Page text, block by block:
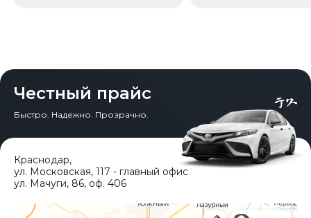
Честный прайс
Быстро. Надежно. Прозрачно.
Краснодар,
ул. Московская, 117 - главный офис
ул. Мачуги, 86, оф. 406